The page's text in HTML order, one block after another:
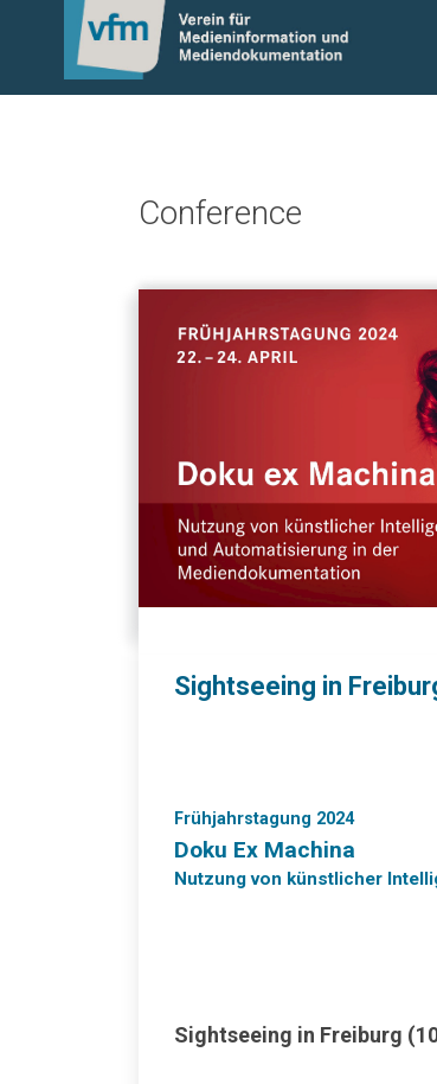
Conference
Sightseeing in
Frühjahrstagung 2024
Doku Ex Machina
Nutzung von künstlicher
Sightseeing in Freiburg